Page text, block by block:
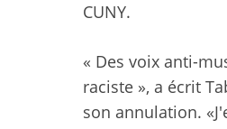
CUNY.
« Des voix anti-
raciste », a écrit
son annulation.